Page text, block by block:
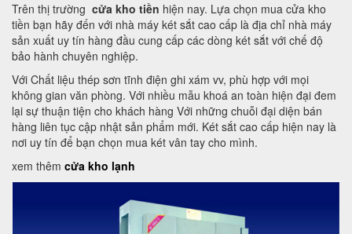
Trên thị trường cửa kho tiền hiện nay. Lựa chọn mua cửa kho
tiền bạn hãy đến với nhà máy két sắt cao cấp là địa chỉ nhà máy
sản xuất uy tín hàng đầu cung cấp các dòng két sắt với chế độ
bảo hành chuyên nghiệp.
Với Chất liệu thép sơn tĩnh điện ghi xám vv, phù hợp với mọi
không gian văn phòng. Với nhiều mẫu khoá an toàn hiện đại đem
lại sự thuận tiện cho khách hàng Với những chuỗi đại diện bán
hàng liên tục cập nhật sản phẩm mới. Két sắt cao cấp hiện nay là
nơi uy tín để bạn chọn mua két vân tay cho mình.
xem thêm cửa kho lạnh